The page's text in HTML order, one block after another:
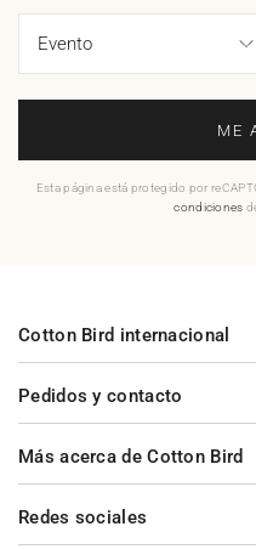
ME
Esta página está protegido por
condiciones
Pedidos y contacto
Más acerca de Cotton Bird
Cotton Bird internacional
Redes sociales